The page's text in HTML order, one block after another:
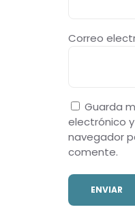
Correo
Guarda
electrónico
navegador
comente.